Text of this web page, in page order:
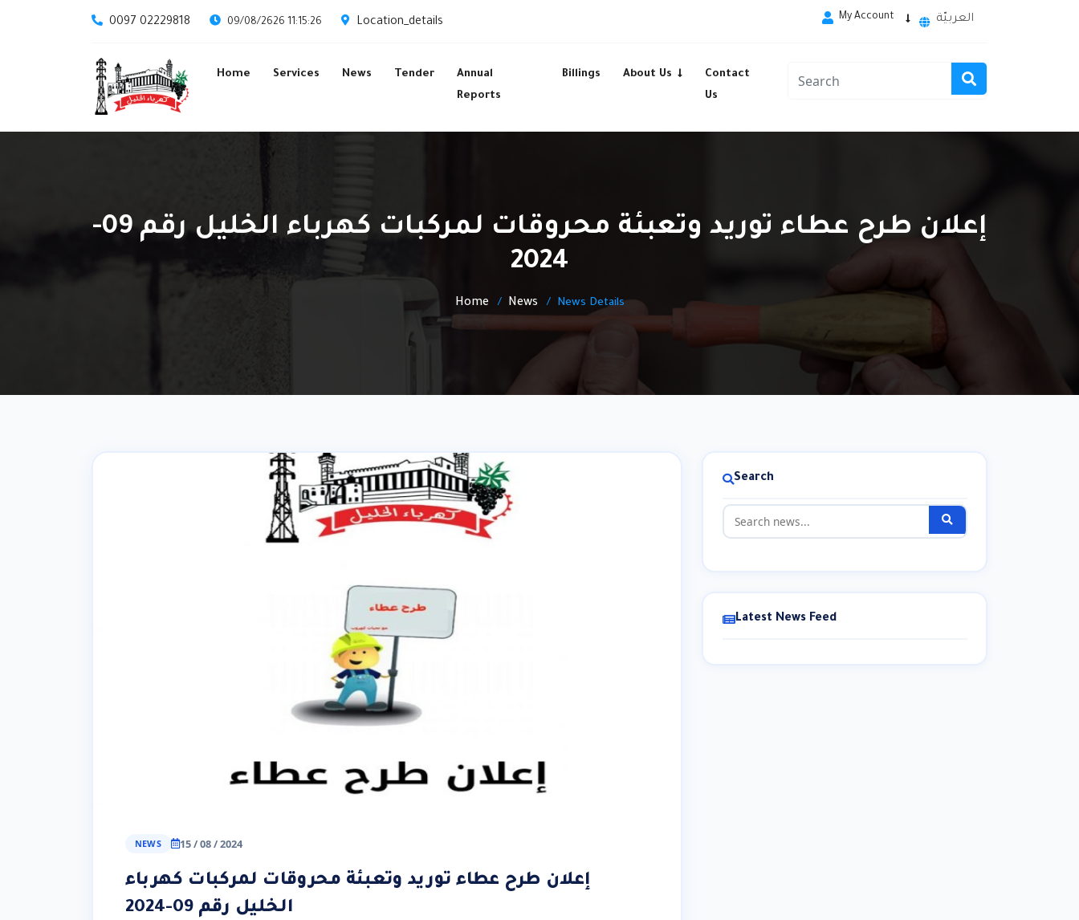
0097 02229818 09/08/2626 11:15:26 Location_details My Account العربيّة
Home Services News Tender
Annual
Reports
Billings About Us
Contact
Us
إعلان طرح عطاء توريد وتعبئة محروقات لمركبات كهرباء الخليل رقم 09-
2024
Home News News Details
NEWS 15 / 08 / 2024
إعلان طرح عطاء توريد وتعبئة محروقات لمركبات كهرباء
الخليل رقم 09-2024
Search
Latest News Feed